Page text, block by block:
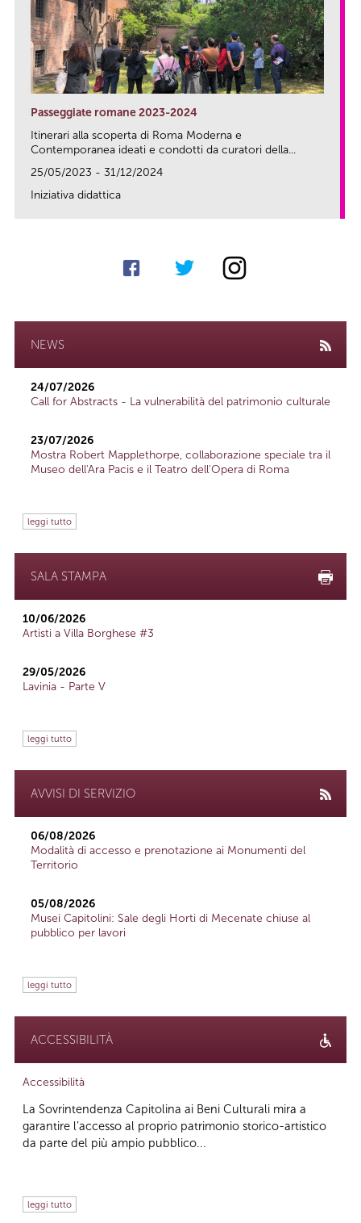
Passeggiate romane 2023-2024
Itinerari alla scoperta di Roma Moderna e
Contemporanea ideati e condotti da curatori della...
25/05/2023 - 31/12/2024
Iniziativa didattica
NEWS
24/07/2026
Call for Abstracts - La vulnerabilità del patrimonio culturale
23/07/2026
Mostra Robert Mapplethorpe, collaborazione speciale tra il
Museo dell'Ara Pacis e il Teatro dell'Opera di Roma
leggi tutto
SALA STAMPA
10/06/2026
Artisti a Villa Borghese #3
29/05/2026
Lavinia - Parte V
leggi tutto
AVVISI DI SERVIZIO
06/08/2026
Modalità di accesso e prenotazione ai Monumenti del
Territorio
05/08/2026
Musei Capitolini: Sale degli Horti di Mecenate chiuse al
pubblico per lavori
leggi tutto
ACCESSIBILITÀ
Accessibilità
La Sovrintendenza Capitolina ai Beni Culturali mira a
garantire l’accesso al proprio patrimonio storico-artistico
da parte del più ampio pubblico...
leggi tutto